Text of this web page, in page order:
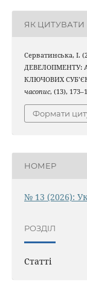
ЯК ЦИТУВАТИ
Серватинська, І.
ДЕВЕЛОПМЕНТУ:
КЛЮЧОВИХ
часопис, (13),
Формати
НОМЕР
№ 13 (2026):
РОЗДІЛ
Статті